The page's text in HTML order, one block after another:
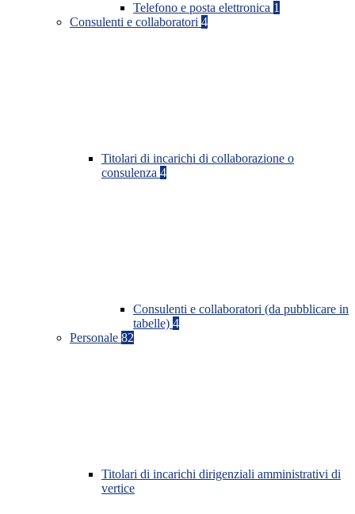
Telefono e posta elettronica 1
Consulenti e collaboratori 4
Titolari di incarichi di collaborazione o
consulenza 4
Consulenti e collaboratori (da pubblicare in
tabelle) 4
Personale 82
Titolari di incarichi dirigenziali amministrativi di
vertice